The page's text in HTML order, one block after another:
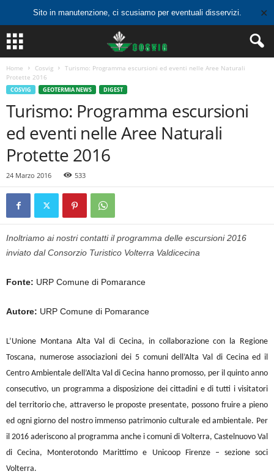
Sito in manutenzione, ci scusiamo per eventuali disservizi. ✕
Home Cosvig
Turismo: Programma escursioni ed eventi nelle Aree Naturali
Protette 2016
COSVIG GEOTERMIA NEWS DIGEST
Turismo: Programma escursioni
ed eventi nelle Aree Naturali
Protette 2016
24 Marzo 2016 533
Inoltriamo ai nostri contatti il programma delle escursioni 2016
inviato dal Consorzio Turistico Volterra Valdicecina
Fonte: URP Comune di Pomarance
Autore: URP Comune di Pomarance
L’Unione Montana Alta Val di Cecina, in collaborazione con la Regione
Toscana, numerose associazioni dei 5 comuni dell’Alta Val di Cecina ed il
Centro Ambientale dell’Alta Val di Cecina hanno promosso, per il quinto anno
consecutivo, un programma a disposizione dei cittadini e di tutti i visitatori
del territorio che, attraverso le proposte presentate, possono fruire a pieno
ed ogni giorno del nostro immenso patrimonio culturale ed ambientale. Per
il 2016 aderiscono al programma anche i comuni di Volterra, Castelnuovo Val
di Cecina, Monterotondo Marittimo e Unicoop Firenze – sezione soci
Volterra.